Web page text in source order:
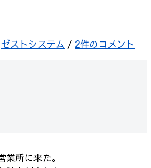
ゼストシステム / 2件のコメント
所に来た。